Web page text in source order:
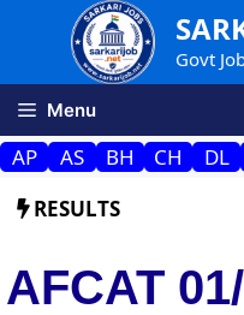
Govt
Menu
AP AS BH CH DL
RESULTS
AFCAT